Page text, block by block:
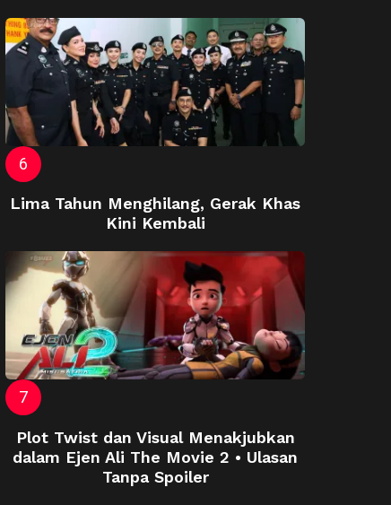
Lima Tahun Menghilang, Gerak Khas
Kini Kembali
Plot Twist dan Visual Menakjubkan
dalam Ejen Ali The Movie 2 • Ulasan
Tanpa Spoiler